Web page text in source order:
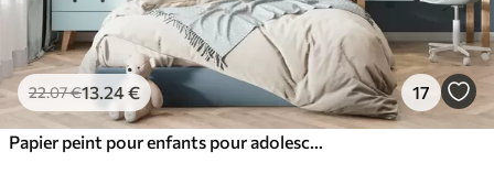
22.07€13 .24€ 17